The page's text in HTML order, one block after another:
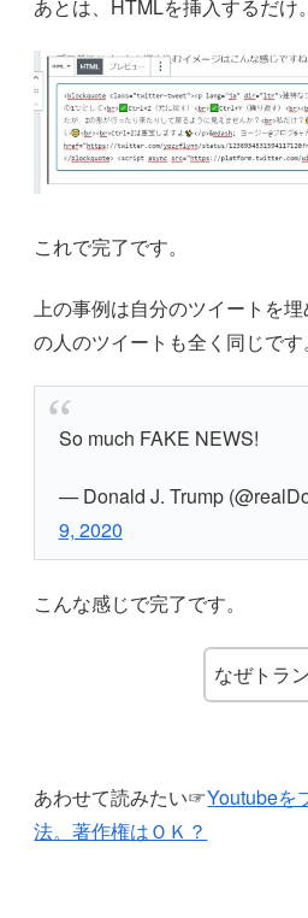
あとは、HTMLを挿入するだけ。
これで完了です。
上の事例は自分のツイートを
の人のツイートも全く同じです。
So much FAKE NEWS!
— Donald J. Trump
9, 2020
こんな感じで完了です。
なぜトラ
あわせて読みたい☞Youtubeを
法。著作権はＯＫ？